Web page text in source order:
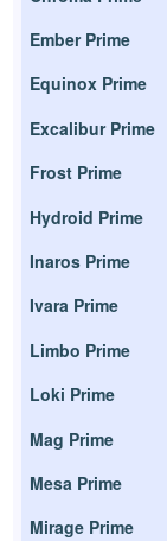
Ember Prime
Equinox Prime
Excalibur Prime
Frost Prime
Hydroid Prime
Inaros Prime
Ivara Prime
Limbo Prime
Loki Prime
Mag Prime
Mesa Prime
Mirage Prime